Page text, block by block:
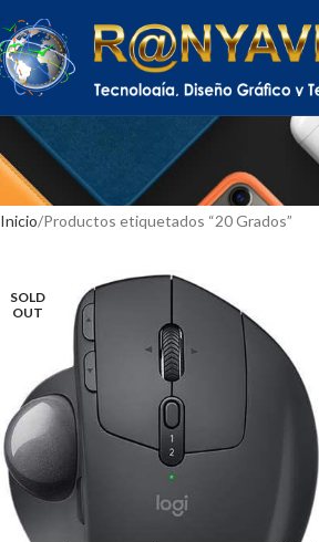
Inicio Productos etiquetados “20 Grados”
SOLD
OUT